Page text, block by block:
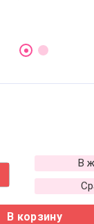
В
В корзину